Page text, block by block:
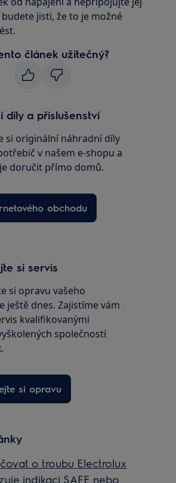
jisti, že to je možné
článek užitečný?
díly a příslušenství
si originální náhradní díly
v našem e-shopu a
doručit přímo domů.
obchodu
si servis
si opravu vašeho
ještě dnes. Zajistíme vám
kvalifikovanými
společností
si opravu
o troubu Electrolux
indikaci SAFE nebo